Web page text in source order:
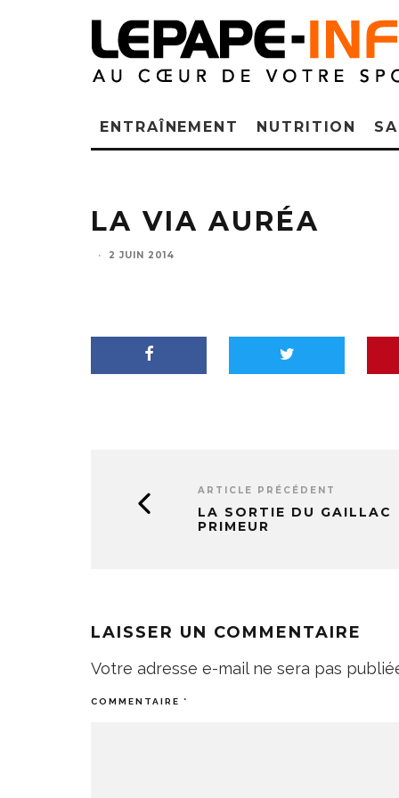
ENTRAÎNEMENT NUTRITION
LA VIA AURÉA
· 2 JUIN 2014
ARTICLE PRÉCÉDENT
LA SORTIE DU GAILLAC
PRIMEUR
LAISSER UN COMMENTAIRE
Votre adresse e-mail ne sera pas
COMMENTAIRE *